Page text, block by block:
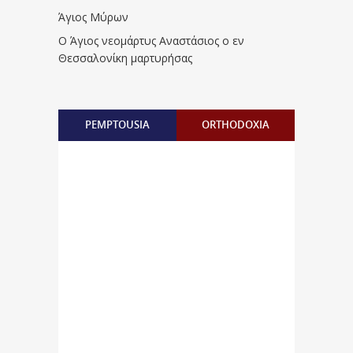
Άγιος Μύρων
Ο Άγιος νεομάρτυς Αναστάσιος ο εν
Θεσσαλονίκη μαρτυρήσας
PEMPTOUSIA ORTHODOXIA